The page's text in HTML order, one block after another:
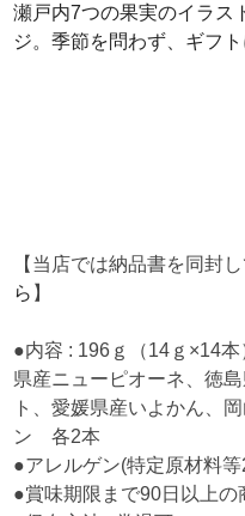
瀬戸内7つの果実のイラス
ジ。季節を問わず、ギフ
【当店では納品書を同封
ら 】
●内容 : 196ｇ（14ｇ×14
県産ニューピオーネ、徳
ト、愛媛県産いよかん、
ン 各2本
●アレルゲン(特定原材料
●賞味期限まで90日以上の